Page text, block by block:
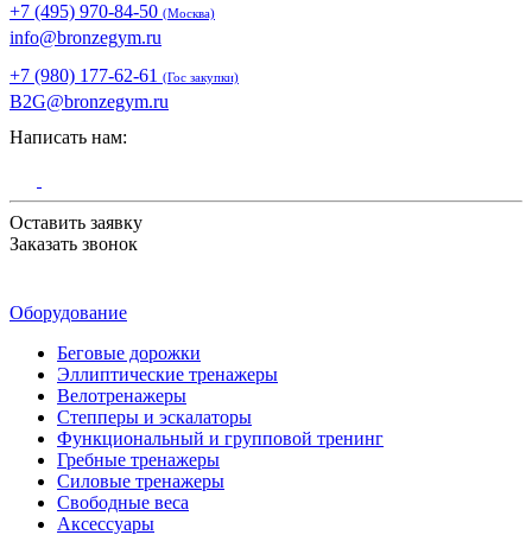
+7 (495) 970-84-50 (Москва)
info@bronzegym.ru
+7 (980) 177-62-61 (Гос закупки)
B2G@bronzegym.ru
Написать нам:
Оставить заявку
Заказать звонок
Оборудование
Беговые дорожки
Эллиптические тренажеры
Велотренажеры
Степперы и эскалаторы
Функциональный и групповой тренинг
Гребные тренажеры
Силовые тренажеры
Свободные веса
Аксессуары